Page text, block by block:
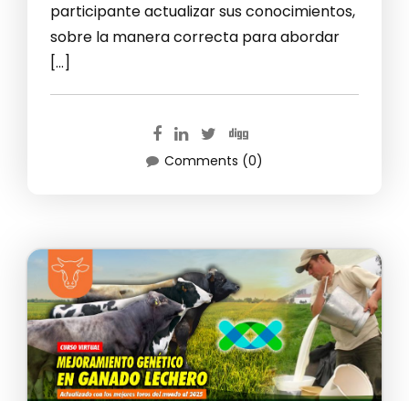
participante actualizar sus conocimientos,
sobre la manera correcta para abordar
[…]
Comments (0)